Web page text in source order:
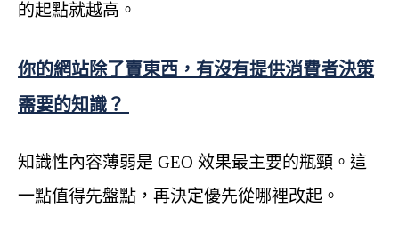
的起點就越高。
你的網站除了賣東西，有沒有提供消費者決策
需要的知識？
知識性內容薄弱是 GEO 效果最主要的瓶頸。這
一點值得先盤點，再決定優先從哪裡改起。